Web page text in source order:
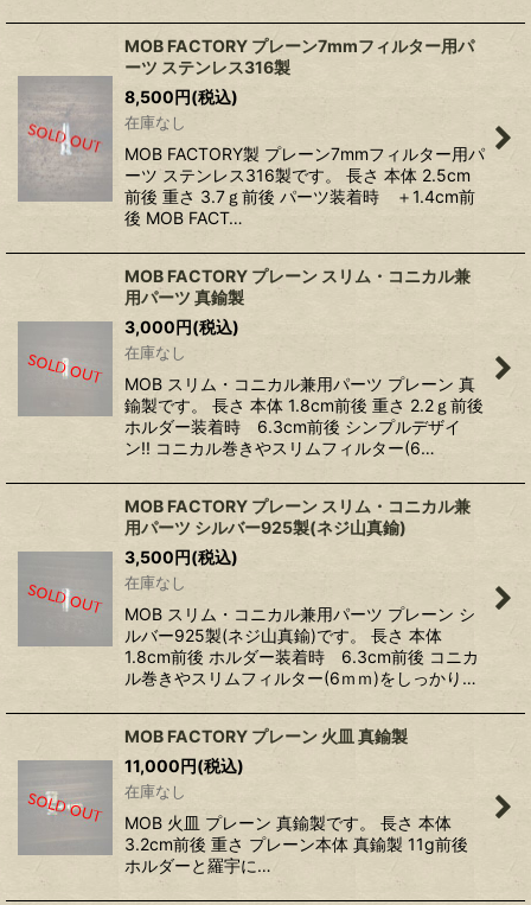
MOB FACTORY プレーン7mmフィルター用パ
ーツ ステンレス316製
8,500 円(税込)
在庫なし
MOB FACTORY製 プレーン7mmフィルター用パ
ーツ ステンレス316製です。 長さ 本体 2.5cm
前後 重さ 3.7ｇ前後 パーツ装着時 ＋1.4cm前
後 MOB FACT…
MOB FACTORY プレーン スリム・コニカル兼
用パーツ 真鍮製
3,000 円(税込)
在庫なし
MOB スリム・コニカル兼用パーツ プレーン 真
鍮製です。 長さ 本体 1.8cm前後 重さ 2.2ｇ前後
ホルダー装着時 6.3cm前後 シンプルデザイ
ン!! コニカル巻きやスリムフィルター(6…
MOB FACTORY プレーン スリム・コニカル兼
用パーツ シルバー925製(ネジ山真鍮)
3,500 円(税込)
在庫なし
MOB スリム・コニカル兼用パーツ プレーン シ
ルバー925製(ネジ山真鍮)です。 長さ 本体
1.8cm前後 ホルダー装着時 6.3cm前後 コニカ
ル巻きやスリムフィルター(6ｍｍ)をしっかり…
MOB FACTORY プレーン 火皿 真鍮製
11,000 円(税込)
在庫なし
MOB 火皿 プレーン 真鍮製です。 長さ 本体
3.2cm前後 重さ プレーン本体 真鍮製 11g前後
ホルダーと羅宇に…